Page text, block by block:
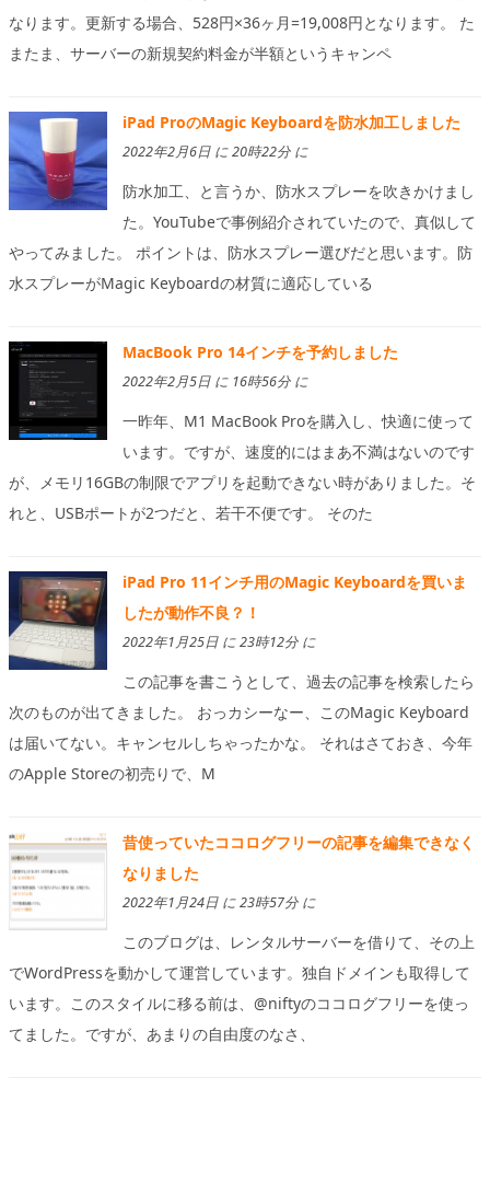
なります。更新する場合、528円×36ヶ月=19,008円となります。 た
またま、サーバーの新規契約料金が半額というキャンペ
iPad ProのMagic Keyboardを防水加工しました
2022年2月6日 に 20時22分 に
防水加工、と言うか、防水スプレーを吹きかけまし
た。YouTubeで事例紹介されていたので、真似して
やってみました。 ポイントは、防水スプレー選びだと思います。防
水スプレーがMagic Keyboardの材質に適応している
MacBook Pro 14インチを予約しました
2022年2月5日 に 16時56分 に
一昨年、M1 MacBook Proを購入し、快適に使って
います。ですが、速度的にはまあ不満はないのです
が、メモリ16GBの制限でアプリを起動できない時がありました。そ
れと、USBポートが2つだと、若干不便です。 そのた
iPad Pro 11インチ用のMagic Keyboardを買いま
したが動作不良？！
2022年1月25日 に 23時12分 に
この記事を書こうとして、過去の記事を検索したら
次のものが出てきました。 おっカシーなー、このMagic Keyboard
は届いてない。キャンセルしちゃったかな。 それはさておき、今年
のApple Storeの初売りで、M
昔使っていたココログフリーの記事を編集できなく
なりました
2022年1月24日 に 23時57分 に
このブログは、レンタルサーバーを借りて、その上
でWordPressを動かして運営しています。独自ドメインも取得して
います。このスタイルに移る前は、@niftyのココログフリーを使っ
てました。ですが、あまりの自由度のなさ、